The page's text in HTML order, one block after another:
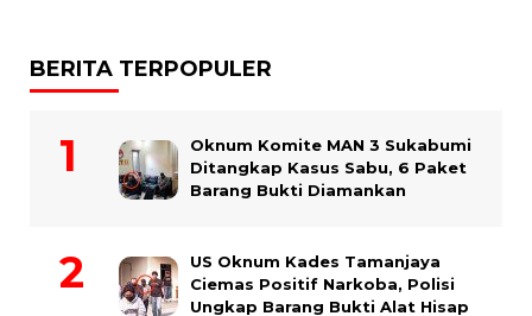
BERITA TERPOPULER
Oknum Komite MAN 3 Sukabumi
Ditangkap Kasus Sabu, 6 Paket
Barang Bukti Diamankan
US Oknum Kades Tamanjaya
Ciemas Positif Narkoba, Polisi
Ungkap Barang Bukti Alat Hisap